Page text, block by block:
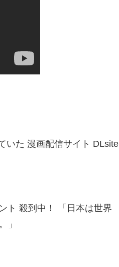
いた 漫画配信サイト DLsite
ト 殺到中！ 「日本は世界
」